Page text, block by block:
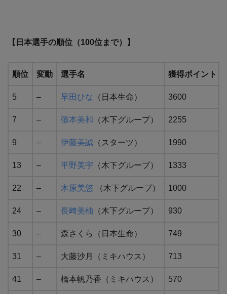
【日本選手の順位（100位まで）】
順位 変動 選手名 獲得ポイント
5 – 早⽥ひな （日本生命） 3600
7 – 張本美和 （木下グループ） 2255
9 – 伊藤美誠 （スターツ） 1990
13 – 平野美宇 （木下グループ） 1333
22 – 木原美悠 （木下グループ） 1000
24 – 長﨑美柚 （木下グループ） 930
30 – 森さくら（日本生命） 749
31 – 大藤沙月（ミキハウス） 713
41 – 橋本帆乃香（ミキハウス） 570